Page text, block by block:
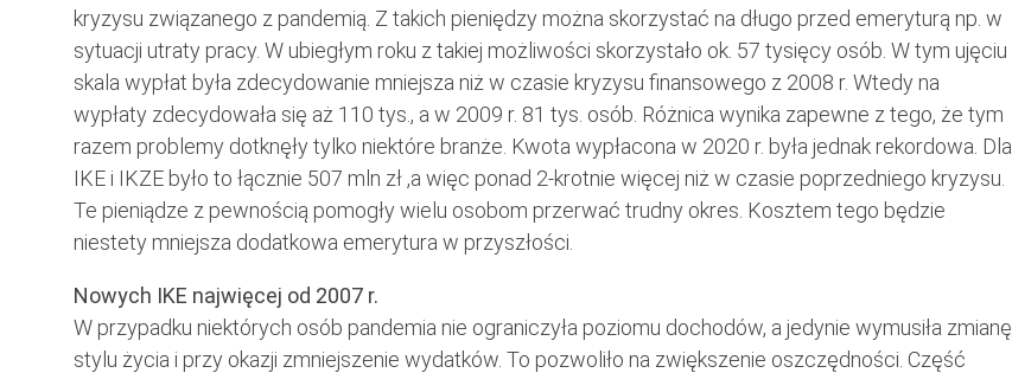
kryzysu związanego z pandemią. Z takich pieniędzy można skorzystać na długo przed emeryturą np. w
sytuacji utraty pracy. W ubiegłym roku z takiej możliwości skorzystało ok. 57 tysięcy osób. W tym ujęciu
skala wypłat była zdecydowanie mniejsza niż w czasie kryzysu finansowego z 2008 r. Wtedy na
wypłaty zdecydowała się aż 110 tys., a w 2009 r. 81 tys. osób. Różnica wynika zapewne z tego, że tym
razem problemy dotknęły tylko niektóre branże. Kwota wypłacona w 2020 r. była jednak rekordowa. Dla
IKE i IKZE było to łącznie 507 mln zł ,a więc ponad 2-krotnie więcej niż w czasie poprzedniego kryzysu.
Te pieniądze z pewnością pomogły wielu osobom przerwać trudny okres. Kosztem tego będzie
niestety mniejsza dodatkowa emerytura w przyszłości.
Nowych IKE najwięcej od 2007 r.
W przypadku niektórych osób pandemia nie ograniczyła poziomu dochodów, a jedynie wymusiła zmianę
stylu życia i przy okazji zmniejszenie wydatków. To pozwoliło na zwiększenie oszczędności. Część